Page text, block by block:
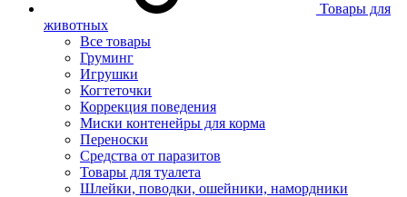
Товары для
животных
Все товары
Груминг
Игрушки
Когтеточки
Коррекция поведения
Миски контенейры для корма
Переноски
Средства от паразитов
Товары для туалета
Шлейки, поводки, ошейники, намордники